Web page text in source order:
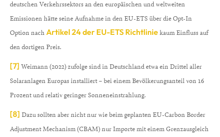
deutschen Verkehrssektors an den europäischen und weltweiten
Emissionen hätte seine Aufnahme in den EU-ETS über die Opt-In
Option nach Artikel 24 der EU-ETS Richtliniekaum Einfluss auf
den dortigen Preis.
[7] Weimann (2022) zufolge sind in Deutschland etwa ein Drittel aller
Solaranlagen Europas installiert – bei einem Bevölkerungsanteil von 16
Prozent und relativ geringer Sonneneinstrahlung.
[8] Dazu sollten aber nicht nur wie beim geplanten EU-Carbon Border
Adjustment Mechanism (CBAM) nur Importe mit einem Grenzausgleich